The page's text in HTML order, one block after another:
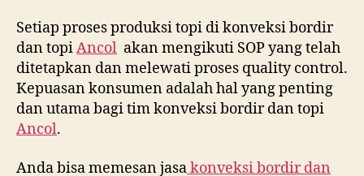
Setiap proses produksi topi di konveksi bordir
dan topiAncol akan mengikuti SOP yang telah
ditetapkan dan melewati proses quality control.
Kepuasan konsumen adalah hal yang penting
dan utama bagi tim konveksi bordir dan topi
Ancol.
Anda bisa memesan jasakonveksi bordir dan